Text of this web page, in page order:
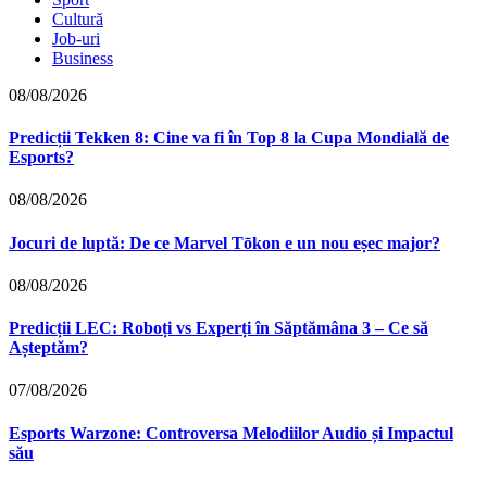
Cultură
Job-uri
Business
08/08/2026
Predicții Tekken 8: Cine va fi în Top 8 la Cupa Mondială de
Esports?
08/08/2026
Jocuri de luptă: De ce Marvel Tōkon e un nou eșec major?
08/08/2026
Predicții LEC: Roboți vs Experți în Săptămâna 3 – Ce să
Așteptăm?
07/08/2026
Esports Warzone: Controversa Melodiilor Audio și Impactul
său